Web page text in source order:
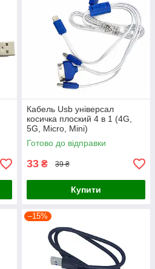
Кабель Usb універсал
косичка плоский 4 в 1 (4G,
5G, Micro, Mini)
Готово до відправки
33 ₴ 39 ₴
Купити
–15%